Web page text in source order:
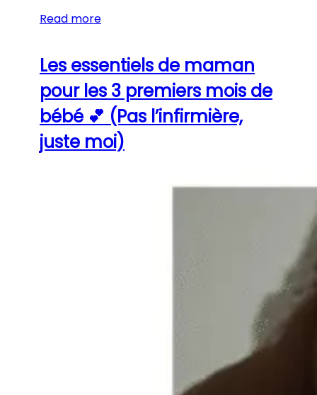
Read more
Les essentiels de maman
pour les 3 premiers mois de
bébé 💕 (Pas l’infirmière,
juste moi)